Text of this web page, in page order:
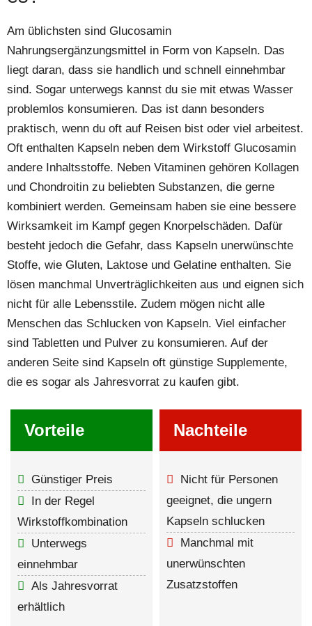
Am üblichsten sind Glucosamin
Nahrungsergänzungsmittel in Form von Kapseln. Das
liegt daran, dass sie handlich und schnell einnehmbar
sind. Sogar unterwegs kannst du sie mit etwas Wasser
problemlos konsumieren. Das ist dann besonders
praktisch, wenn du oft auf Reisen bist oder viel arbeitest.
Oft enthalten Kapseln neben dem Wirkstoff Glucosamin
andere Inhaltsstoffe. Neben Vitaminen gehören Kollagen
und Chondroitin zu beliebten Substanzen, die gerne
kombiniert werden. Gemeinsam haben sie eine bessere
Wirksamkeit im Kampf gegen Knorpelschäden. Dafür
besteht jedoch die Gefahr, dass Kapseln unerwünschte
Stoffe, wie Gluten, Laktose und Gelatine enthalten. Sie
lösen manchmal Unverträglichkeiten aus und eignen sich
nicht für alle Lebensstile. Zudem mögen nicht alle
Menschen das Schlucken von Kapseln. Viel einfacher
sind Tabletten und Pulver zu konsumieren. Auf der
anderen Seite sind Kapseln oft günstige Supplemente,
die es sogar als Jahresvorrat zu kaufen gibt.
Vorteile
Günstiger Preis
In der Regel
Wirkstoffkombination
Unterwegs
einnehmbar
Als Jahresvorrat
erhältlich
Nachteile
Nicht für Personen
geeignet, die ungern
Kapseln schlucken
Manchmal mit
unerwünschten
Zusatzstoffen